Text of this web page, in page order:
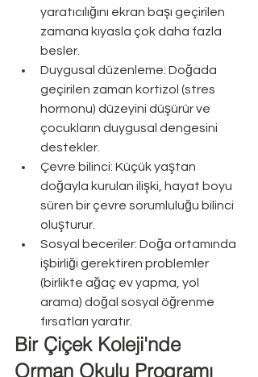
yaratıcılığını ekran başı geçirilen
zamana kıyasla çok daha fazla
besler.
Duygusal düzenleme: Doğada
geçirilen zaman kortizol (stres
hormonu) düzeyini düşürür ve
çocukların duygusal dengesini
destekler.
Çevre bilinci: Küçük yaştan
doğayla kurulan ilişki, hayat boyu
süren bir çevre sorumluluğu bilinci
oluşturur.
Sosyal beceriler: Doğa ortamında
işbirliği gerektiren problemler
(birlikte ağaç ev yapma, yol
arama) doğal sosyal öğrenme
fırsatları yaratır.
Bir Çiçek Koleji'nde
Orman Okulu Programı